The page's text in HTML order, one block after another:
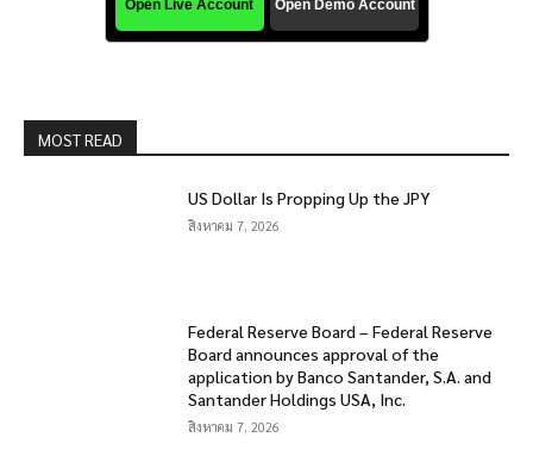
MOST READ
US Dollar Is Propping Up the JPY
สิงหาคม 7, 2026
Federal Reserve Board – Federal Reserve
Board announces approval of the
application by Banco Santander, S.A. and
Santander Holdings USA, Inc.
สิงหาคม 7, 2026